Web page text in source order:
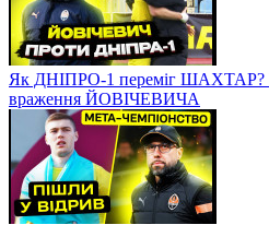
Як ДНІПРО-1 переміг ШАХТАР?
враження ЙОВІЧЕВИЧА